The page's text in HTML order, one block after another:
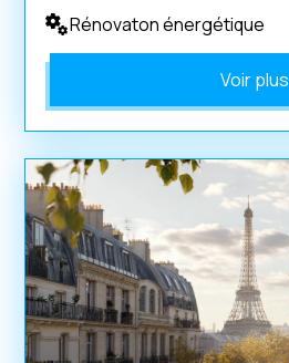
Rénovaton énergétique
Voir plus